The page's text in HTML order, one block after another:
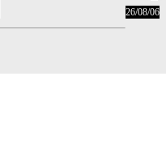
26/08/06